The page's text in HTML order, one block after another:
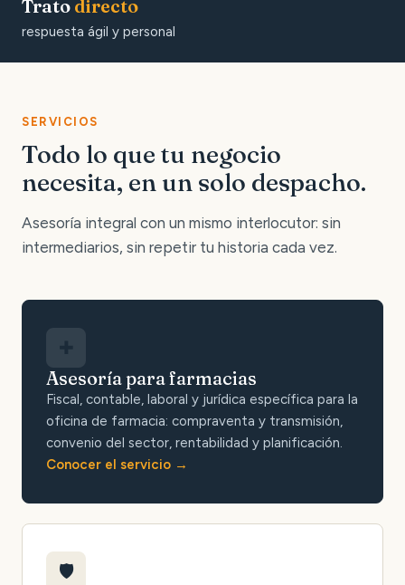
Trato directo
respuesta ágil y personal
SERVICIOS
Todo lo que tu negocio
necesita, en un solo despacho.
Asesoría integral con un mismo interlocutor: sin
intermediarios, sin repetir tu historia cada vez.
Asesoría para farmacias
Fiscal, contable, laboral y jurídica específica para la
oficina de farmacia: compraventa y transmisión,
convenio del sector, rentabilidad y planificación.
Conocer el servicio
🛡️